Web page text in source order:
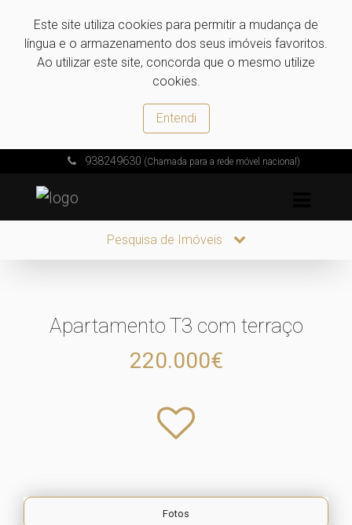
Este site utiliza cookies para permitir a mudança de
língua e o armazenamento dos seus imóveis favoritos.
Ao utilizar este site, concorda que o mesmo utilize
cookies.
Entendi
938249630 (Chamada para a rede móvel nacional)
Pesquisa de Imóveis
Apartamento T3 com terraço
220.000€
Fotos